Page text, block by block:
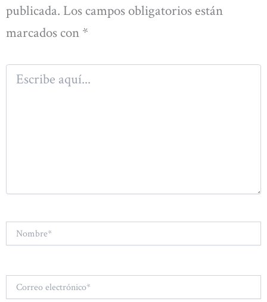
publicada. Los campos obligatorios están
marcados con *
Escribe
aquí...
electrónico*